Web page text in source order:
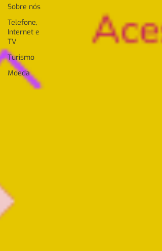
Sobre nós
Telefone,
Internet e
TV
Turismo
Moeda